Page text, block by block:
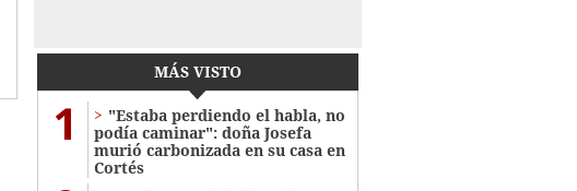
MÁS VISTO
1
"Estaba perdiendo el habla, no
podía caminar": doña Josefa
murió carbonizada en su casa en
Cortés